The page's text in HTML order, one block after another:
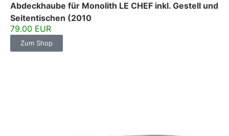
Abdeckhaube für Monolith LE CHEF inkl. Gestell und
Seitentischen (2010
79.00 EUR
Zum Shop